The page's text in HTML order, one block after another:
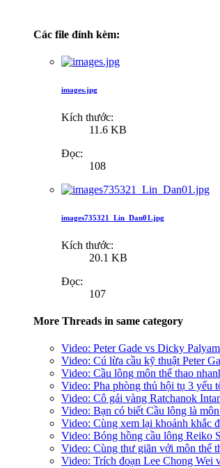
Các file đính kèm:
images.jpg
Kích thước:
11.6 KB
Đọc:
108
images735321_Lin_Dan01.jpg
Kích thước:
20.1 KB
Đọc:
107
More Threads in same category
Video: Peter Gade vs Dicky
Video: Cú lừa cầu kỹ thuật Peter
Video: Cầu lông môn thể thao
Video: Pha phòng thủ hội tụ 3 yếu
Video: Cô gái vàng Ratchanok
Video: Bạn có biết Cầu lông là
Video: Cùng xem lại khoảnh khắc
Video: Bóng hồng cầu lông Reiko
Video: Cùng thư giãn với môn thể
Video: Trích đoạn Lee Chong Wei